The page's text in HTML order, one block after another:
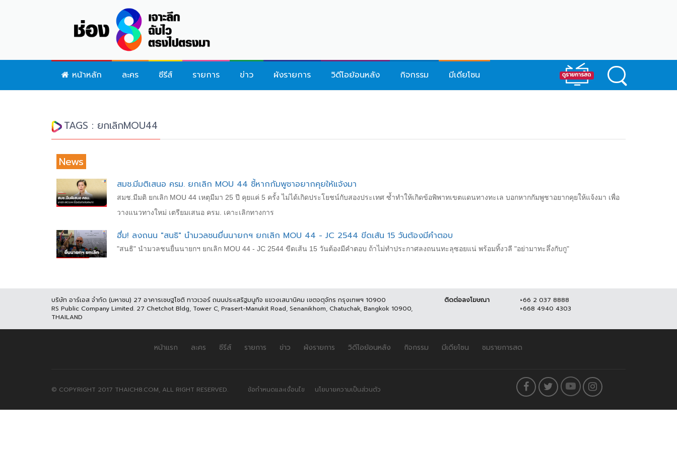
หน้าหลัก ละคร ซีรีส์ รายการ ข่าว ผังรายการ วิดีโอย้อนหลัง กิจกรรม มีเดียโซน
TAGS : ยกเลิกMOU44
News
สมช.มีมติเสนอ ครม. ยกเลิก MOU 44 ชี้หากกัมพูชาอยากคุยให้แจ้งมา
สมช.มีมติ ยกเลิก MOU 44 เหตุมีมา 25 ปี คุยแค่ 5 ครั้ง ไม่ได้เกิดประโยชน์กับสองประเทศ ซ้ำทำให้เกิดข้อพิพาทเขตแดนทางทะเล บอกหากกัมพูชาอยากคุยให้แจ้งมา เพื่อ
วางแนวทางใหม่ เตรียมเสนอ ครม. เคาะเลิกทางการ
ฮึ่ม! ลงถนน "สนธิ" นำมวลชน​ยื่น​นายกฯ ยกเลิก​ MOU​ 44​ -​ JC 2544 ขีดเส้น​ 15 วันต้องมีคำตอบ​
"สนธิ" นำมวลชน​ยื่น​นายกฯ ยกเลิก​ MOU​ 44​ -​ JC 2544 ขีดเส้น​ 15 วันต้องมีคำตอบ​ ถ้าไม่ทำประกาศลงถนนทะลุซอยแน่​ พร้อมทิ้งวลี "อย่ามาทะลึ่งกับกู"
บริษัท อาร์เอส จำกัด (มหาชน) 27 อาคารเชษฐโชติ ทาวเวอร์ ถนนประเสริฐมนูกิจ แขวงเสนานิคม เขตจตุจักร กรุงเทพฯ 10900
RS Public Company Limited. 27 Chetchot Bldg, Tower C, Prasert-Manukit Road, Senanikhom, Chatuchak, Bangkok 10900,
THAILAND
ติดต่อลงโฆษณา
+66 2 037 8888
+668 4940 4303
หน้าแรก ละคร ซีรีส์ รายการ ข่าว ผังรายการ วิดีโอย้อนหลัง กิจกรรม มีเดียโซน ชมรายการสด
© COPYRIGHT 2017 THAICH8.COM, ALL RIGHT RESERVED. ข้อกำหนดและเงื่อนไข นโยบายความเป็นส่วนตัว